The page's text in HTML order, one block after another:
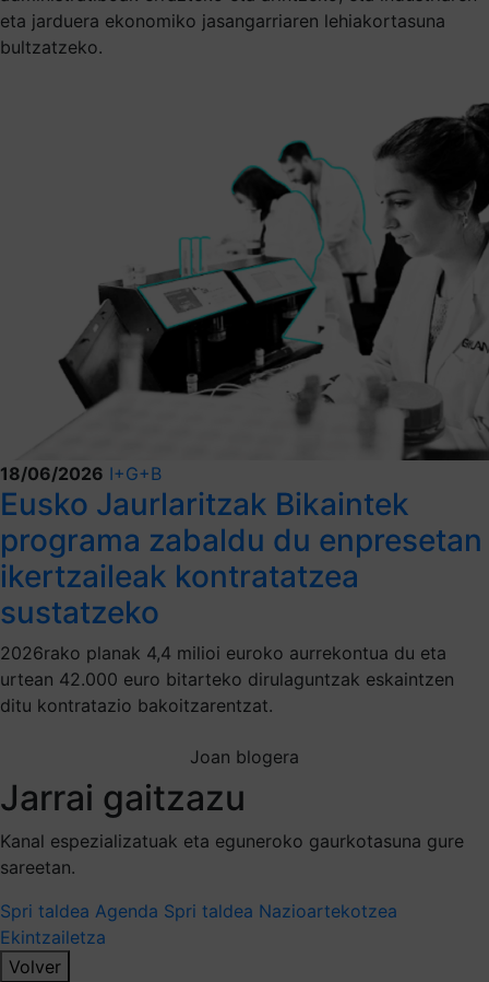
eta jarduera ekonomiko jasangarriaren lehiakortasuna
bultzatzeko.
18/06/2026 I+G+B
Eusko Jaurlaritzak Bikaintek
programa zabaldu du enpresetan
ikertzaileak kontratatzea
sustatzeko
2026rako planak 4,4 milioi euroko aurrekontua du eta
urtean 42.000 euro bitarteko dirulaguntzak eskaintzen
ditu kontratazio bakoitzarentzat.
Joan blogera
Jarrai gaitzazu
Kanal espezializatuak eta eguneroko gaurkotasuna gure
sareetan.
Spri taldea Agenda Spri taldea Nazioartekotzea
Ekintzailetza
Volver